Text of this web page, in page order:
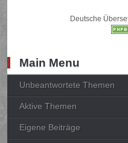
Deutsche
Main Menu
Unbeantwortete Themen
Aktive Themen
Eigene Beiträge